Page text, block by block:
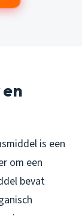
is een
om een
bevat